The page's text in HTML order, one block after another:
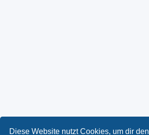
Diese Website nutzt Cookies, um dir den